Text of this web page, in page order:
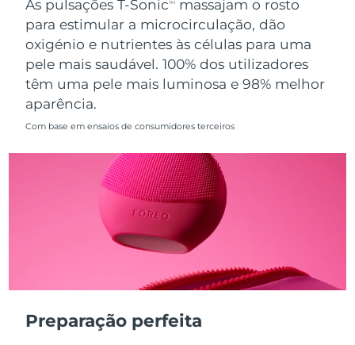
As pulsações T-SonicTM
massajam o rosto
para estimular a microcirculação, dão
oxigénio e nutrientes às células para uma
pele mais saudável. 100% dos utilizadores
têm uma pele mais luminosa e 98% melhor
aparência.
Com base em ensaios de consumidores terceiros
Preparação perfeita
Singapura Entrega prevista
Eslováquia Entrega prevista8/10/26
Eslovênia
Coreia do Sul Entrega prevista
Entrega prevista
Suíça Entrega prevista8/10/26
Taiwan